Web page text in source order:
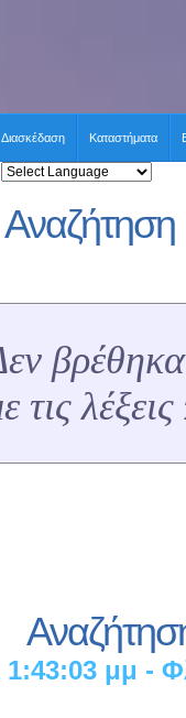
Διασκέδαση Καταστήματα
Αναζήτηση
τις
1:43:03 μμ -